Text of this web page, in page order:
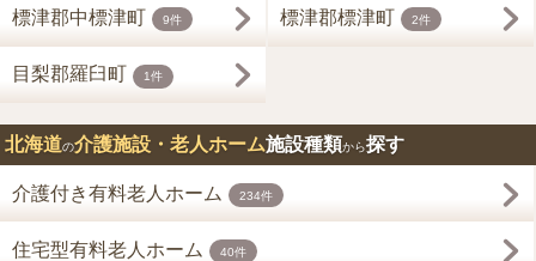
標津郡中標津町 9件 標津郡標津町 2件
目梨郡羅臼町 1件
北海道の介護施設・老人ホーム施設種類から探す
介護付き有料老人ホーム 234件
住宅型有料老人ホーム 40件